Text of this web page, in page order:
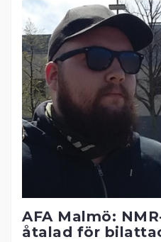
AFA Malmö:
åtalad för